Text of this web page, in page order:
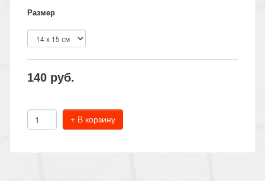
Размер
140 руб.
+ В корзину